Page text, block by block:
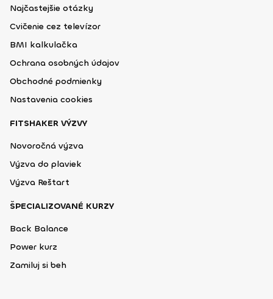
Najčastejšie otázky
Cvičenie cez televízor
BMI kalkulačka
Ochrana osobných údajov
Obchodné podmienky
Nastavenia cookies
FITSHAKER VÝZVY
Novoročná výzva
Výzva do plaviek
Výzva Reštart
ŠPECIALIZOVANÉ KURZY
Back Balance
Power kurz
Zamiluj si beh